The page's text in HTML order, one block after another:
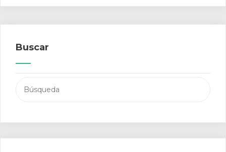
Buscar